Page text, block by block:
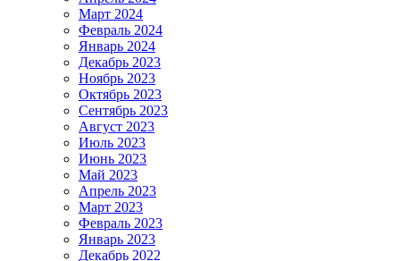
Март 2024
Февраль 2024
Январь 2024
Декабрь 2023
Ноябрь 2023
Октябрь 2023
Сентябрь 2023
Август 2023
Июль 2023
Июнь 2023
Май 2023
Апрель 2023
Март 2023
Февраль 2023
Январь 2023
Декабрь 2022